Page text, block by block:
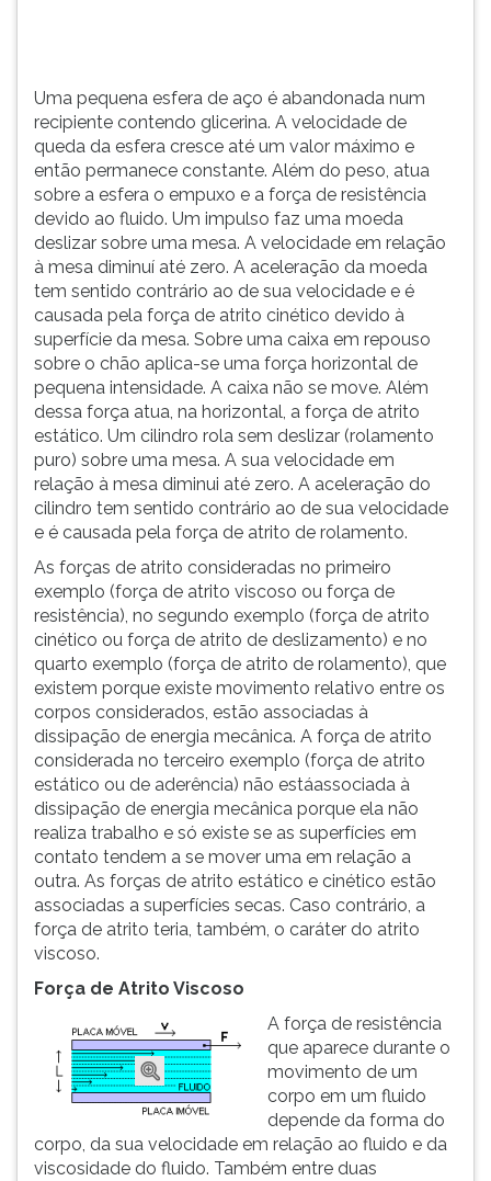
valor
m&...
Para
pausar
leitura
pressione
(primeira
tecla
esquerda
para
continuar
pressione
(primeira
tecla
direita
Para
menu
principal
pressione
tecla
depois
Pressione
instrução
novamente.
Uma pequena esfera de aço é abandonada num
recipiente contendo glicerina. A velocidade de
queda da esfera cresce até um valor máximo e
então permanece constante. Além do peso, atua
sobre a esfera o empuxo e a força de resistência
devido ao fluido. Um impulso faz uma moeda
deslizar sobre uma mesa. A velocidade em relação
à mesa diminuí até zero. A aceleração da moeda
tem sentido contrário ao de sua velocidade e é
causada pela força de atrito cinético devido à
superfície da mesa. Sobre uma caixa em repouso
sobre o chão aplica-se uma força horizontal de
pequena intensidade. A caixa não se move. Além
dessa força atua, na horizontal, a força de atrito
estático. Um cilindro rola sem deslizar (rolamento
puro) sobre uma mesa. A sua velocidade em
relação à mesa diminui até zero. A aceleração do
cilindro tem sentido contrário ao de sua velocidade
e é causada pela força de atrito de rolamento.
As forças de atrito consideradas no primeiro
exemplo (força de atrito viscoso ou força de
resistência), no segundo exemplo (força de atrito
cinético ou força de atrito de deslizamento) e no
quarto exemplo (força de atrito de rolamento), que
existem porque existe movimento relativo entre os
corpos considerados, estão associadas à
dissipação de energia mecânica. A força de atrito
considerada no terceiro exemplo (força de atrito
estático ou de aderência) não estáassociada à
dissipação de energia mecânica porque ela não
realiza trabalho e só existe se as superfícies em
contato tendem a se mover uma em relação a
outra. As forças de atrito estático e cinético estão
associadas a superfícies secas. Caso contrário, a
força de atrito teria, também, o caráter do atrito
viscoso.
Força de Atrito Viscoso
A força de resistência
que aparece durante o
movimento de um
corpo em um fluido
depende da forma do
corpo, da sua velocidade em relação ao fluido e da
viscosidade do fluido. Também entre duas